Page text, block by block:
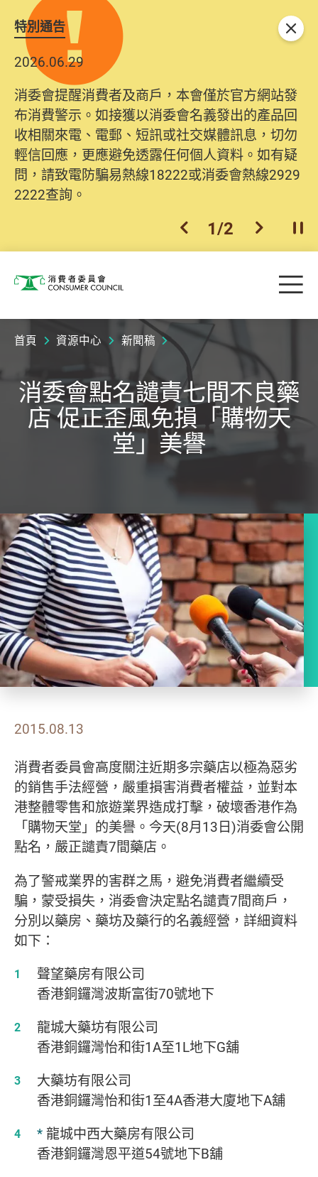
特別通告
2026.06.29
消委會提醒消費者及商戶，本會僅於官方網站發
布消費警示。如接獲以消委會名義發出的產品回
收相關來電、電郵、短訊或社交媒體訊息，切勿
輕信回應，更應避免透露任何個人資料。如有疑
問，請致電防騙易熱線18222或消委會熱線2929
2222查詢。
上一個
1/2 下一個開
關閉
消費者委員會 目
首頁 資源中心 新聞稿
消委會點名譴責七間不良藥
店 促正歪風免損「購物天
堂」美譽
2015.08.13
消費者委員會高度關注近期多宗藥店以極為惡劣
的銷售手法經營，嚴重損害消費者權益，並對本
港整體零售和旅遊業界造成打擊，破壞香港作為
「購物天堂」的美譽。今天(8月13日)消委會公開
點名，嚴正譴責7間藥店。
為了警戒業界的害群之馬，避免消費者繼續受
騙，蒙受損失，消委會決定點名譴責7間商戶，
分別以藥房、藥坊及藥行的名義經營，詳細資料
如下：
聲望藥房有限公司
香港銅鑼灣波斯富街70號地下
龍城大藥坊有限公司
香港銅鑼灣怡和街1A至1L地下G舖
大藥坊有限公司
香港銅鑼灣怡和街1至4A香港大廈地下A舖
*龍城中西大藥房有限公司
香港銅鑼灣恩平道54號地下B舖